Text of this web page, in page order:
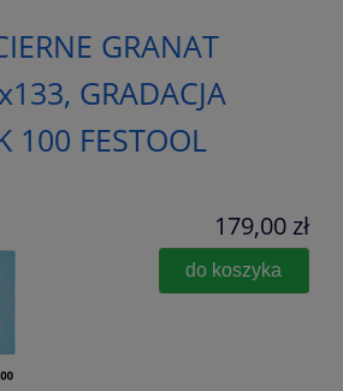
GRANAT
GRADACJA
100 FESTOOL
179,00 zł
do koszyka